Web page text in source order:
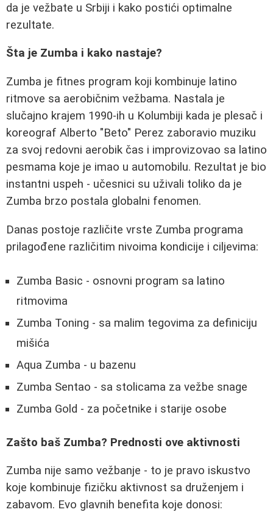
da je vežbate u Srbiji i kako postići optimalne
rezultate.
Šta je Zumba i kako nastaje?
Zumba je fitnes program koji kombinuje latino
ritmove sa aerobičnim vežbama. Nastala je
slučajno krajem 1990-ih u Kolumbiji kada je plesač i
koreograf Alberto "Beto" Perez zaboravio muziku
za svoj redovni aerobik čas i improvizovao sa latino
pesmama koje je imao u automobilu. Rezultat je bio
instantni uspeh - učesnici su uživali toliko da je
Zumba brzo postala globalni fenomen.
Danas postoje različite vrste Zumba programa
prilagođene različitim nivoima kondicije i ciljevima:
Zumba Basic - osnovni program sa latino
ritmovima
Zumba Toning - sa malim tegovima za definiciju
mišića
Aqua Zumba - u bazenu
Zumba Sentao - sa stolicama za vežbe snage
Zumba Gold - za početnike i starije osobe
Zašto baš Zumba? Prednosti ove aktivnosti
Zumba nije samo vežbanje - to je pravo iskustvo
koje kombinuje fizičku aktivnost sa druženjem i
zabavom. Evo glavnih benefita koje donosi: